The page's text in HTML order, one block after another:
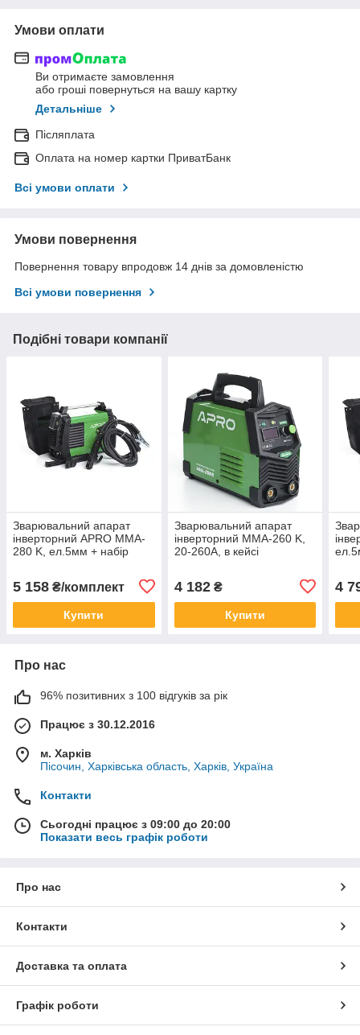
Умови оплати
Ви отримаєте замовлення
або гроші повернуться на вашу картку
Детальніше
Післяплата
Оплата на номер картки ПриватБанк
Всі умови оплати
Умови повернення
Повернення товару впродовж 14 днів за домовленістю
Всі умови повернення
Подібні товари компанії
Зварювальний апарат
інверторний APRO MMA-
280 K, ел.5мм + набір
5 158 ₴/комплект
Купити
Зварювальний апарат
інверторний MMA-260 K,
20-260А, в кейсі
4 182₴
Купити
4
Про нас
96% позитивних з 100 відгуків за рік
Працює з 30.12.2016
м. Харків
Пісочин, Харківська область, Харків, Україна
Контакти
Сьогодні працює з 09:00 до 20:00
Показати весь графік роботи
Про нас
Контакти
Доставка та оплата
Графік роботи